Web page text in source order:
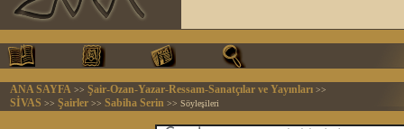
ANA SAYFA >> Şair-Ozan-Yazar-Ressam-Sanatçılar ve Yayınları >>
SİVAS >> Şairler >> Sabiha Serin >> Söyleşileri